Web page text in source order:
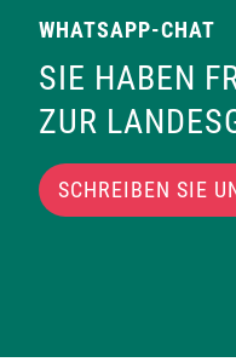
WHATSAPP-CHAT
SIE HABEN
ZUR
SCHREIBEN SIE